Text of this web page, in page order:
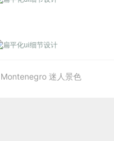
Montenegro 迷人景色